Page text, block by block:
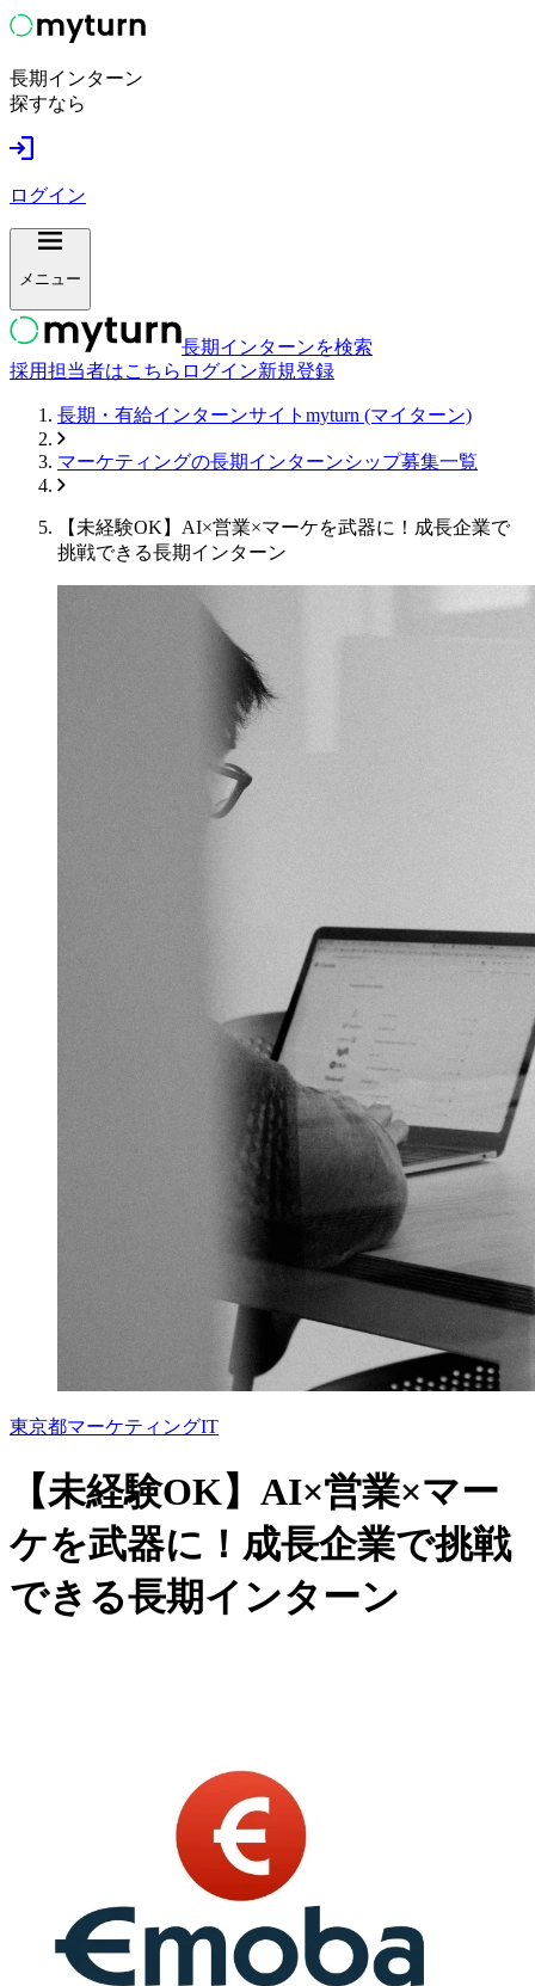
長期インターン
探すなら
ログイン
メニュー
長期インターンを検索
採用担当者はこちら ログイン新規登録
長期・有給インターンサイトmyturn (マイターン)
マーケティングの長期インターンシップ募集一覧
【未経験OK】AI×営業×マーケを武器に！成長企業で
挑戦できる長期インターン
東京都マーケティングIT
【未経験OK】AI×営業×マー
ケを武器に！成長企業で挑戦
できる長期インターン